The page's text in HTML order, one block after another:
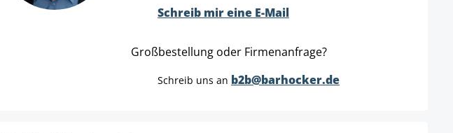
Schreib mir eine E-Mail
Großbestellung oder Firmenanfrage?
Schreib uns an b2b@barhocker.de